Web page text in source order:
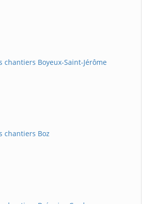
chantiers Boyeux-Saint-Jérôme
chantiers Boz